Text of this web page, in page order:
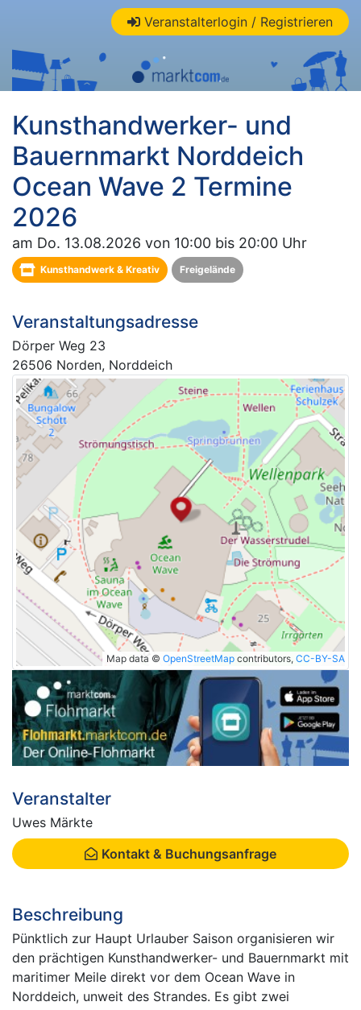
Veranstalterlogin / Registrieren
Kunsthandwerker- und
Bauernmarkt Norddeich
Ocean Wave 2 Termine
2026
am Do. 13.08.2026 von 10:00 bis 20:00 Uhr
Kunsthandwerk & Kreativ Freigelände
Veranstaltungsadresse
Dörper Weg 23
26506 Norden, Norddeich
Map data © OpenStreetMap contributors, CC-BY-SA
Veranstalter
Uwes Märkte
Kontakt & Buchungsanfrage
Beschreibung
Pünktlich zur Haupt Urlauber Saison organisieren wir
den prächtigen Kunsthandwerker- und Bauernmarkt mit
maritimer Meile direkt vor dem Ocean Wave in
Norddeich, unweit des Strandes. Es gibt zwei